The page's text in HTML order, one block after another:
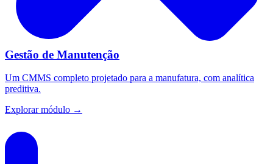
Gestão de Manutenção
Um CMMS completo projetado para a manufatura, com analítica
preditiva.
Explorar módulo →